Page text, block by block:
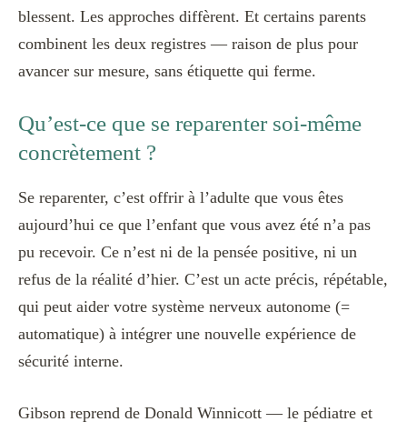
blessent. Les approches diffèrent. Et certains parents
combinent les deux registres — raison de plus pour
avancer sur mesure, sans étiquette qui ferme.
Qu’est-ce que se reparenter soi-même
concrètement ?
Se reparenter, c’est offrir à l’adulte que vous êtes
aujourd’hui ce que l’enfant que vous avez été n’a pas
pu recevoir. Ce n’est ni de la pensée positive, ni un
refus de la réalité d’hier. C’est un acte précis, répétable,
qui peut aider votre système nerveux autonome (=
automatique) à intégrer une nouvelle expérience de
sécurité interne.
Gibson reprend de Donald Winnicott — le pédiatre et